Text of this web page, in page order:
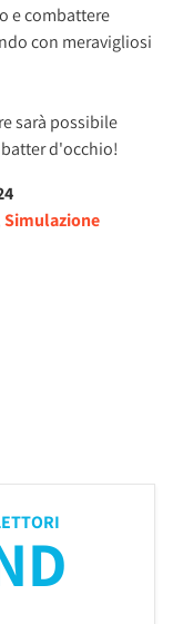
e combattere
con meravigliosi
sarà possibile
d'occhio!
Simulazione